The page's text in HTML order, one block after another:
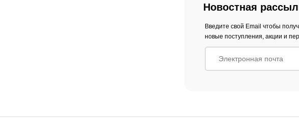
Новостная
Введите свой Email чтобы
новые поступления, акции и